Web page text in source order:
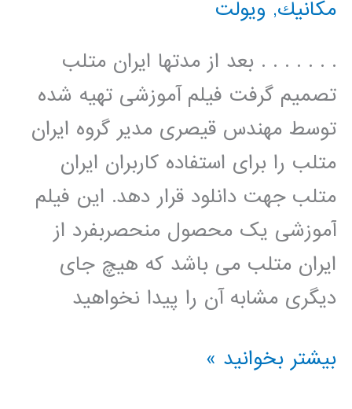
مكانيك, ویولت
. . . . . . . بعد از مدتها ایران متلب
تصمیم گرفت فیلم آموزشی تهیه شده
توسط مهندس قیصری مدیر گروه ایران
متلب را برای استفاده کاربران ایران
متلب جهت دانلود قرار دهد. این فیلم
آموزشی یک محصول منحصربفرد از
ایران متلب می باشد که هیچ جای
دیگری مشابه آن را پیدا نخواهید
سیر
بیشتر بخوانید »